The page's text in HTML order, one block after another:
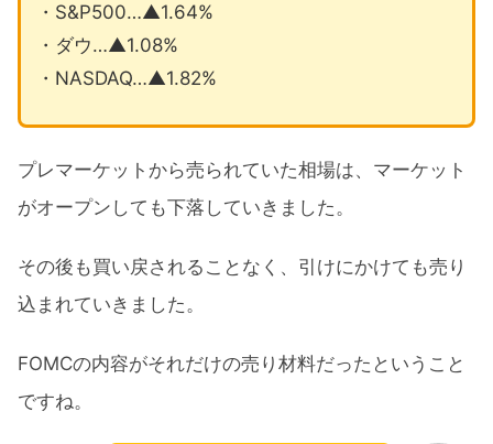
・S&P500…▲1.64%
・ダウ…▲1.08%
・NASDAQ…▲1.82%
プレマーケットから売られていた相場は、マーケット
がオープンしても下落していきました。
その後も買い戻されることなく、引けにかけても売り
込まれていきました。
FOMCの内容がそれだけの売り材料だったということ
ですね。